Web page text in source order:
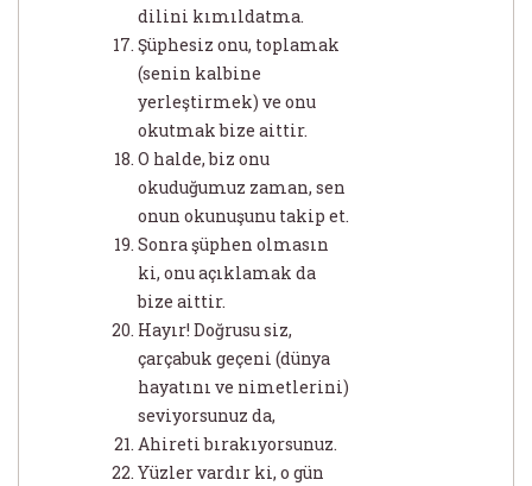
dilini kımıldatma.
Şüphesiz onu, toplamak
(senin kalbine
yerleştirmek) ve onu
okutmak bize aittir.
O halde, biz onu
okuduğumuz zaman, sen
onun okunuşunu takip et.
Sonra şüphen olmasın
ki, onu açıklamak da
bize aittir.
Hayır! Doğrusu siz,
çarçabuk geçeni (dünya
hayatını ve nimetlerini)
seviyorsunuz da,
Ahireti bırakıyorsunuz.
Yüzler vardır ki, o gün